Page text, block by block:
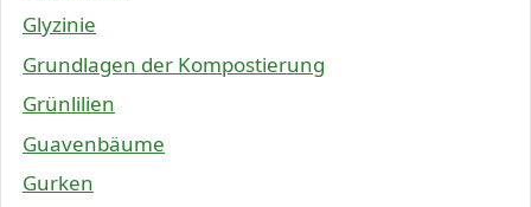
Glyzinie
Grundlagen der Kompostierung
Grünlilien
Guavenbäume
Gurken